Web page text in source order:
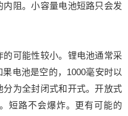
阻。小容量电池短路只会发
可能性较小。锂电池通常采
电池是空的，1000毫安时以
为全封闭式和开式。开放式
短路不会爆炸。更有可能的